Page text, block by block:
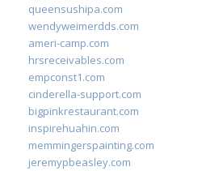
queensushipa.com
wendyweimerdds.com
ameri-camp.com
hrsreceivables.com
empconst1.com
cinderella-support.com
bigpinkrestaurant.com
inspirehuahin.com
memmingerspainting.com
jeremypbeasley.com